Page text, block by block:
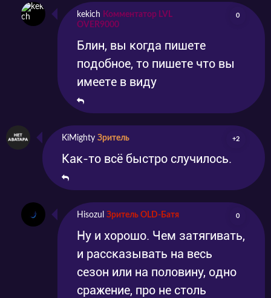
kekich Комментатор LVL
OVER9000
0
Блин, вы когда пишете
подобное, то пишете что вы
имеете в виду
KiMighty Зритель +2
Как-то всё быстро случилось.
Hisozul Зритель OLD-Батя 0
Ну и хорошо. Чем затягивать,
и рассказывать на весь
сезон или на половину, одно
сражение, про не столь